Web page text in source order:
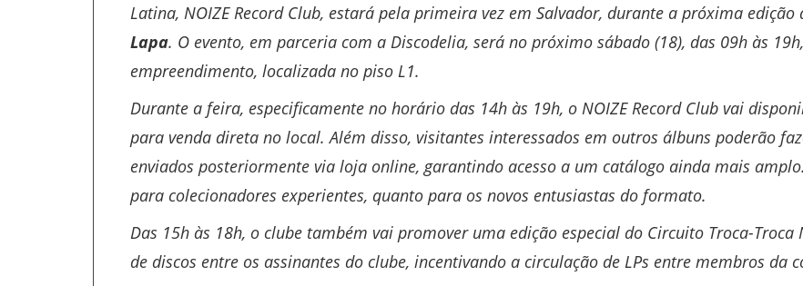
Latina, NOIZE Record Club, estará pela primeira vez em Salvador, durante a próxima
Lapa. O evento, em parceria com a Discodelia, será no próximo sábado (18), das 09h às
empreendimento, localizada no piso L1.
Durante a feira, especificamente no horário das 14h às 19h, o NOIZE Record Club vai
para venda direta no local. Além disso, visitantes interessados em outros álbuns poderão
enviados posteriormente via loja online, garantindo acesso a um catálogo ainda mais
para colecionadores experientes, quanto para os novos entusiastas do formato.
Das 15h às 18h, o clube também vai promover uma edição especial do Circuito Troca-Troca
de discos entre os assinantes do clube, incentivando a circulação de LPs entre membros da